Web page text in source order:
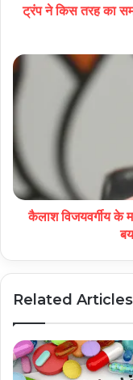
ट्रंप ने किस तरह का
कैलाश विजयवर्गीय के
Related Articles